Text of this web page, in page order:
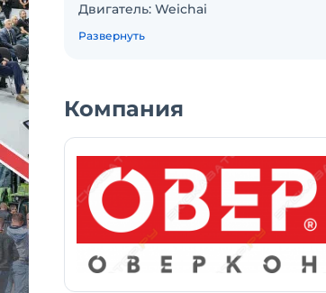
Двигатeль: Weichаi
Экcплуaтaциoнная мacсa: 17 000 кг
Цена с НДС. В наличии. Возможна
Развернуть
Компания